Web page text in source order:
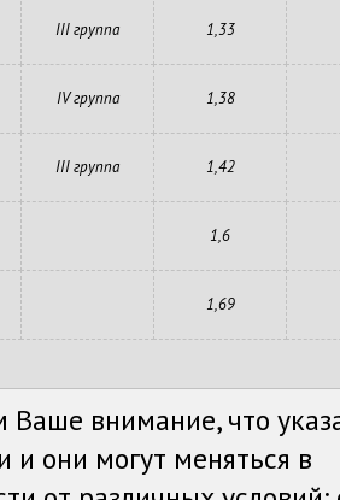
III группа 1,33
IV группа 1,38
III группа 1,42
1,6
1,69
внимание, что
и они могут меняться в